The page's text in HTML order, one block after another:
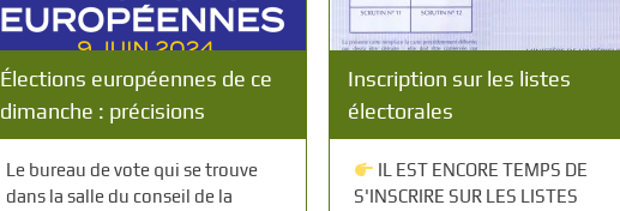
Élections européennes de ce
dimanche : précisions
Le bureau de vote qui se trouve
dans la salle du conseil de la
Inscription sur les listes
électorales
IL EST ENCORE TEMPS DE
S'INSCRIRE SUR LES LISTES